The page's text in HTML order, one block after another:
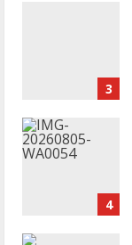
4
5